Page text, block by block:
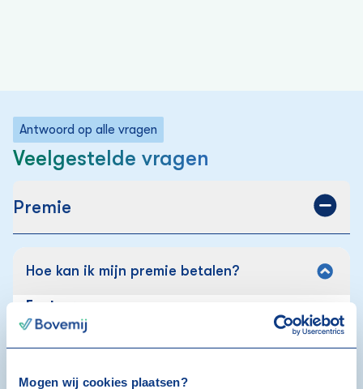
Mogen wij cookies plaatsen?
Antwoord op alle vragen
Veelgestelde vragen
Premie
Hoe kan ik mijn premie betalen?
Factuur:
Ontvang je een factuur? Gebruik deze om je premie
de factuur altijd binnen 21 dagen.